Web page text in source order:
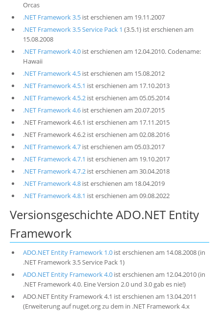
Orcas
.NET Framework 3.5ist erschienen am 19.11.2007
.NET Framework 3.5 Service Pack 1 (3.5.1) ist erschienen am
15.08.2008
.NET Framework 4.0ist erschienen am 12.04.2010. Codename:
Hawaii
.NET Framework 4.5ist erschienen am 15.08.2012
.NET Framework 4.5.1 ist erschienen am 17.10.2013
.NET Framework 4.5.2ist erschienen am 05.05.2014
.NET Framework 4.6ist erschienen am 20.07.2015
.NET Framework 4.6.1 ist erschienen am 17.11.2015
.NET Framework 4.6.2 ist erschienen am 02.08.2016
.NET Framework 4.7ist erschienen am 05.03.2017
.NET Framework 4.7.1 ist erschienen am 19.10.2017
.NET Framework 4.7.2ist erschienen am 30.04.2018
.NET Framework 4.8ist erschienen am 18.04.2019
.NET Framework 4.8.1 ist erschienen am 09.08.2022
Versionsgeschichte ADO.NET Entity
Framework
ADO.NET Entity Framework 1.0ist erschienen am 14.08.2008 (in
.NET Framework 3.5 Service Pack 1)
ADO.NET Entity Framework 4.0ist erschienen am 12.04.2010 (in
.NET Framework 4.0. Eine Version 2.0 und 3.0 gab es nie!)
ADO.NET Entity Framework 4.1 ist erschienen am 13.04.2011
(Erweiterung auf nuget.org zu dem in .NET Framework 4.x